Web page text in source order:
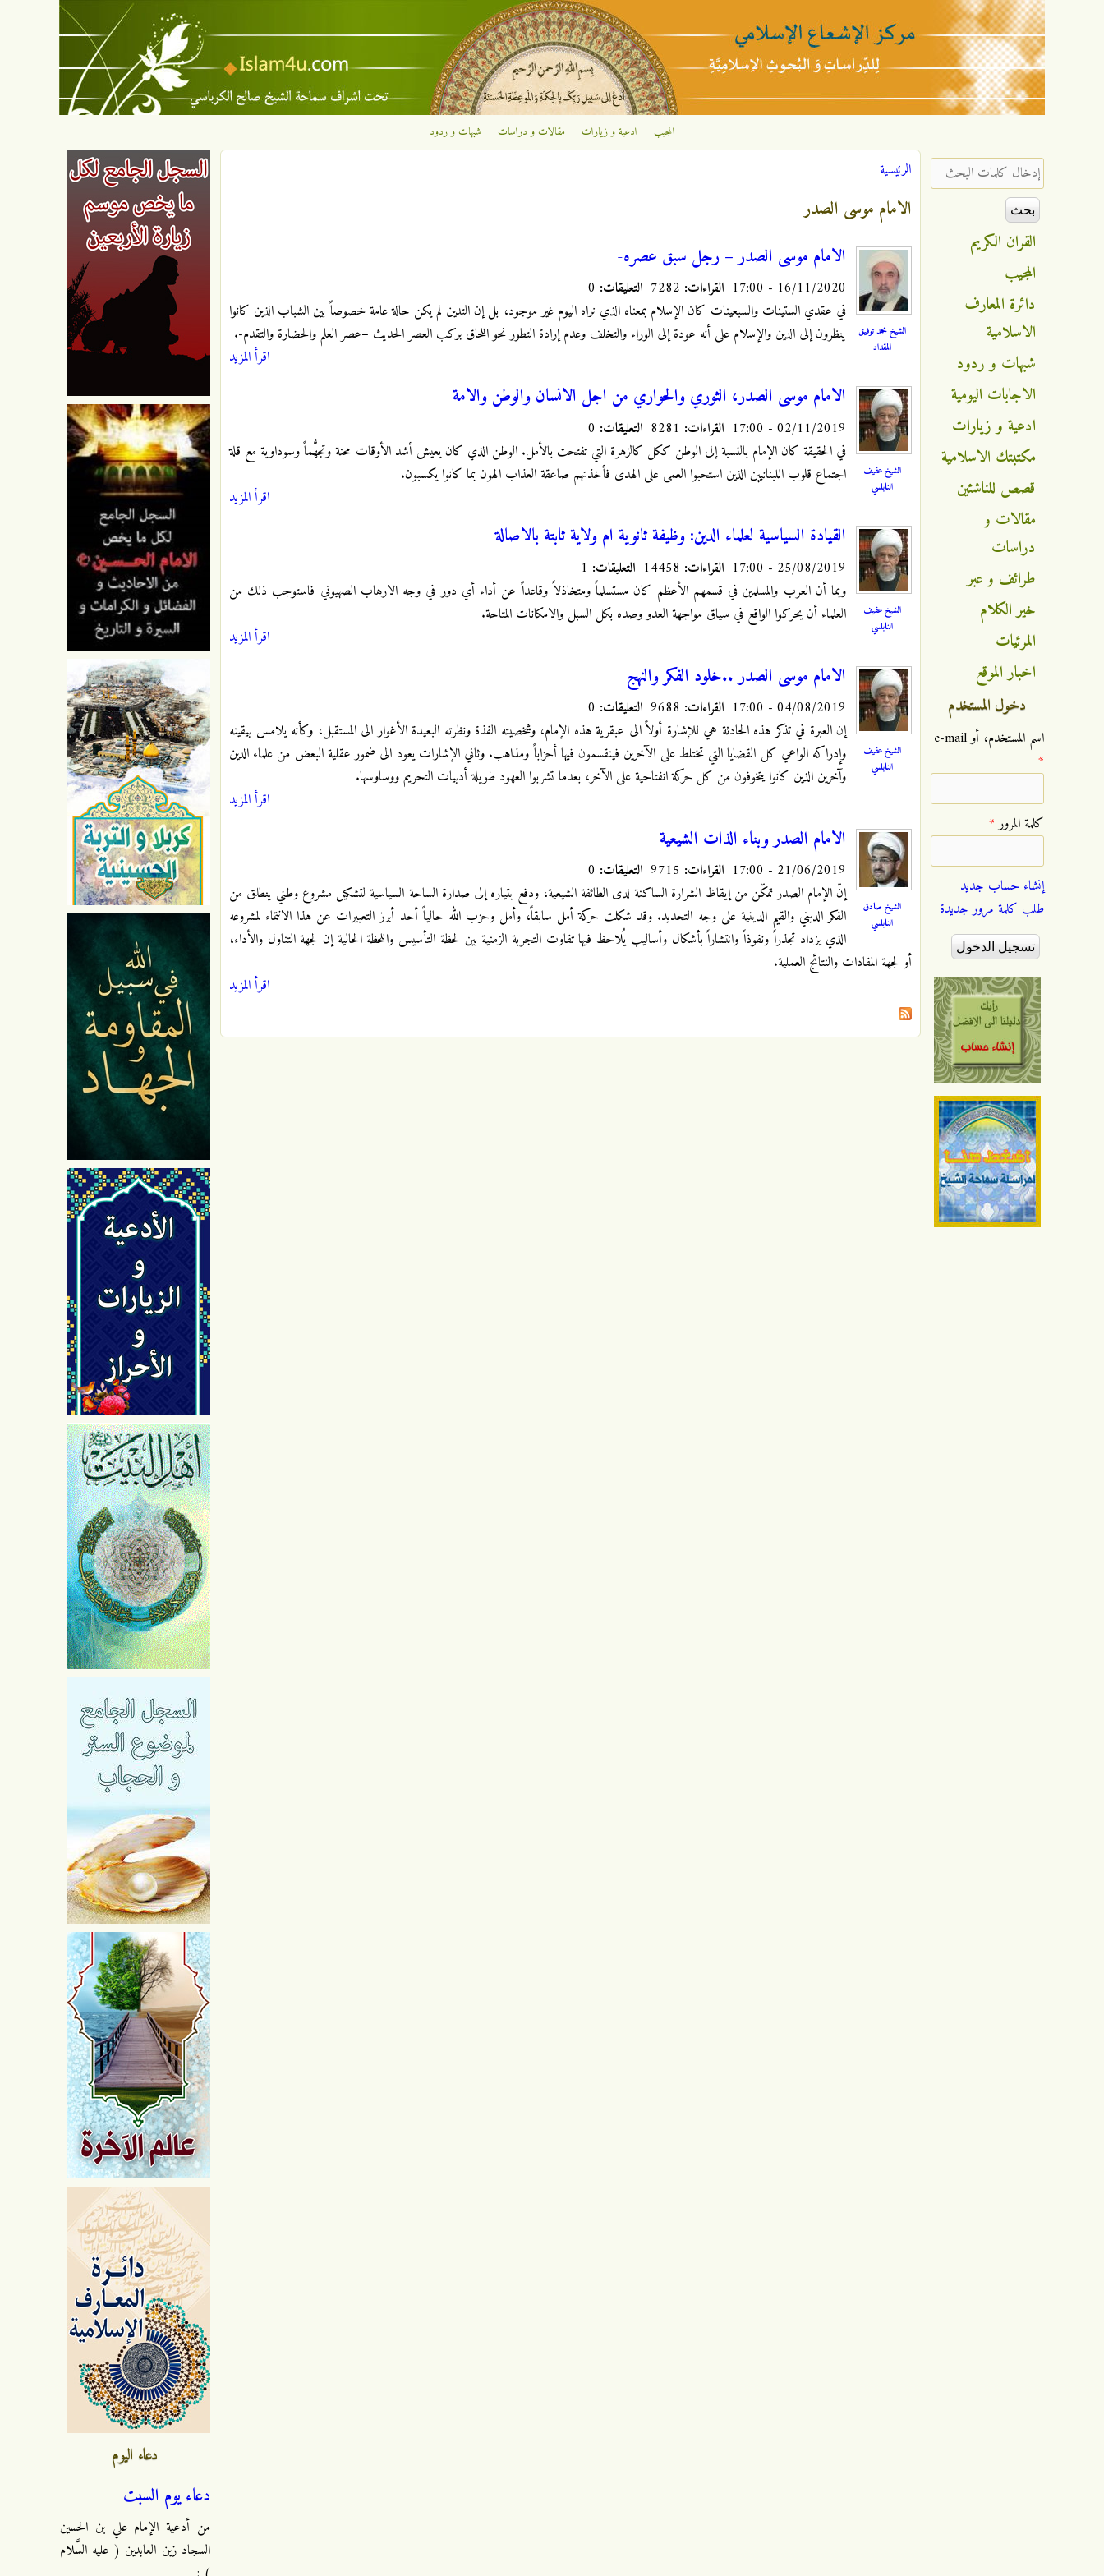
تجاوز إلى المحتوى الرئيسي
الإشعاع
الإسلامي
المجيب ادعية و زيارات مقالات و دراسات شبهات و ردود
أنت هنا
الرئيسية
الامام موسى الصدر
الشيخ محمد توفيق
المقداد
الامام موسى الصدر – رجل سبق عصره-
16/11/2020 - 17:00 القراءات: التعليقات:
في عقدي الستينات والسبعينات كان الإسلام بمعناه الذي نراه اليوم غير موجود، بل إن التدين لم يكن حالة عامة خصوصاً بين الشباب الذين كانوا
ينظرون إلى الدين والإسلام على أنه عودة إلى الوراء والتخلف وعدم إرادة التطور نحو اللحاق بركب العصر الحديث –عصر العلم والحضارة والتقدم-.
اقرأ المزيد
الشيخ عفيف
النابلسي
الامام موسى الصدر، الثوري والحواري من اجل الانسان والوطن والامة
02/11/2019 - 17:00 القراءات: التعليقات:
في الحقيقة كان الإمام بالنسبة إلى الوطن ككل كالزهرة التي تفتحت بالأمل. الوطن الذي كان يعيش أشد الأوقات محنة وتجهُّماً وسوداوية مع قلة
اجتماع قلوب اللبنانيين الذين استحبوا العمى على الهدى فأخذتهم صاعقة العذاب الهون بما كانوا يكسبون.
اقرأ المزيد
الشيخ عفيف
النابلسي
القيادة السياسية لعلماء الدين: وظيفة ثانوية ام ولاية ثابتة بالاصالة
25/08/2019 - 17:00 القراءات: التعليقات:
وبما أن العرب والمسلمين في قسمهم الأعظم كان مستسلماً ومتخاذلاً وقاعداً عن أداء أي دور في وجه الارهاب الصهيوني فاستوجب ذلك من
العلماء أن يحركوا الواقع في سياق مواجهة العدو وصده بكل السبل والامكانات المتاحة.
اقرأ المزيد
الشيخ عفيف
النابلسي
الامام موسى الصدر ..خلود الفكر والنهج
04/08/2019 - 17:00 القراءات: التعليقات:
إن العبرة في تذكر هذه الحادثة هي للإشارة أولاً الى عبقرية هذه الإمام، وشخصيته الفذة ونظرته البعيدة الأغوار الى المستقبل، وكأنه يلامس بيقينه
وإدراكه الواعي كل القضايا التي تختلط على الآخرين فينقسمون فيها أحزاباً ومذاهب. وثاني الإشارات يعود الى ضمور عقلية البعض من علماء الدين
وآخرين الذين كانوا يتخوفون من كل حركة انفتاحية على الآخر، بعدما تشربوا العهود طويلة أدبيات التحريم ووساوسها.
اقرأ المزيد
الشيخ صادق
النابلسي
الامام الصدر وبناء الذات الشيعية
21/06/2019 - 17:00 القراءات: التعليقات:
إنّ الإمام الصدر تمكّن من إيقاظ الشرارة الساكنة لدى الطائفة الشيعية، ودفع بتياره إلى صدارة الساحة السياسية لتشكيل مشروع وطني ينطلق من
الفكر الديني والقيم الدينية على وجه التحديد. وقد شكلت حركة أمل سابقاً، وأمل وحزب الله حالياً أحد أبرز التعبيرات عن هذا الانتماء لمشروعه
الذي يزداد تجذراً ونفوذاً وانتشاراً بأشكال وأساليب يُلاحظ فيها تفاوت التجربة الزمنية بين لحظة التأسيس واللحظة الحالية إن لجهة التناول والأداء،
أو لجهة المفادات والنتائج العملية.
اقرأ المزيد
دعاء اليوم
دعاء يوم السبت
من أدعية الإمام علي بن الحسين
السجاد زين العابدين ( عليه السَّلام
‏إدخال كلمات البحث ‏
القران الكريم
المجيب
دائرة المعارف
الاسلامية
شبهات و ردود
الاجابات اليومية
ادعية و زيارات
مكتبتك الاسلامية
قصص للناشئين
مقالات و
دراسات
طرائف و عبر
خير الكلام
المرئيات
اخبار الموقع
دخول المستخدم
‏اسم المستخدم، أو e-mail
*
‏كلمة المرور ‏*
إنشاء حساب جديد
طلب كلمة مرور جديدة